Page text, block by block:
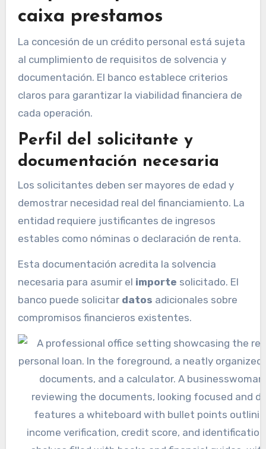
caixa prestamos
La concesión de un crédito personal está sujeta
al cumplimiento de requisitos de solvencia y
documentación. El banco establece criterios
claros para garantizar la viabilidad financiera de
cada operación.
Perfil del solicitante y
documentación necesaria
Los solicitantes deben ser mayores de edad y
demostrar necesidad real del financiamiento. La
entidad requiere justificantes de ingresos
estables como nóminas o declaración de renta.
Esta documentación acredita la solvencia
necesaria para asumir el importe solicitado. El
banco puede solicitar datos adicionales sobre
compromisos financieros existentes.